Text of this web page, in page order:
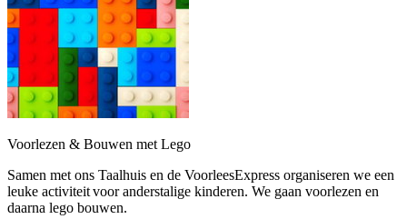
Voorlezen & Bouwen met Lego
Samen met ons Taalhuis en de VoorleesExpress organiseren we een
leuke activiteit voor anderstalige kinderen. We gaan voorlezen en
daarna lego bouwen.